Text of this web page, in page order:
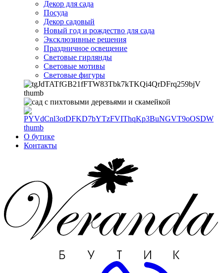
Декор для сада
Посуда
Декор садовый
Новый год и рождество для сада
Эксклюзивные решения
Праздничное освещение
Световые гирлянды
Световые мотивы
Световые фигуры
О бутике
Контакты